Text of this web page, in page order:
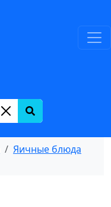
Яичные блюда